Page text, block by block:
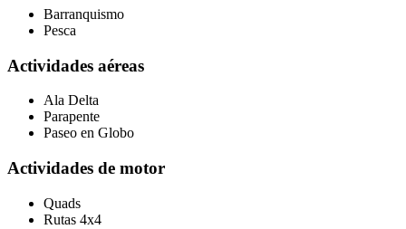
Barranquismo
Pesca
Actividades aéreas
Ala Delta
Parapente
Paseo en Globo
Actividades de motor
Quads
Rutas 4x4